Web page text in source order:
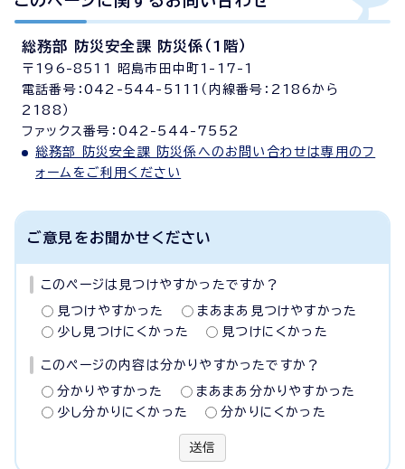
総務部 防災安全課 防災係（1階）
〒196-8511 昭島市田中町1-17-1
電話番号：042-544-5111（内線番号：2186から
2188）
ファックス番号：042-544-7552
総務部 防災安全課 防災係へのお問い合わせは専用のフ
ォームをご利用ください
ご意見をお聞かせください
このページは見つけやすかったですか？
見つけやすかった
まあまあ見つけやすかった
少し見つけにくかった
見つけにくかった
このページの内容は分かりやすかったですか？
分かりやすかった
まあまあ分かりやすかった
少し分かりにくかった
分かりにくかった
送信